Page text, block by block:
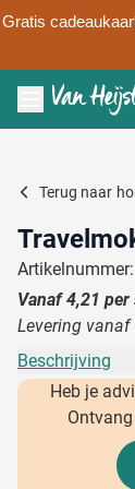
Gratis
Ga naar de
Menu openen
Terug naar
Vanaf4,21 per
Levering vanaf
Beschrijving
Heb je